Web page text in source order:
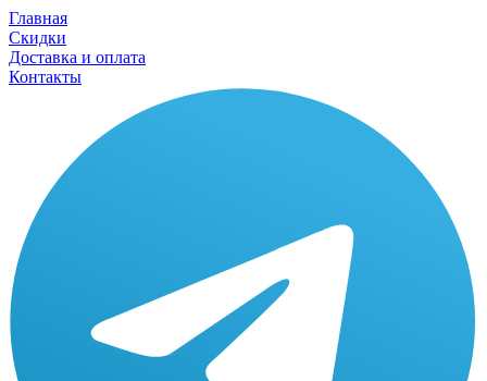
Главная
Скидки
Доставка и оплата
Контакты